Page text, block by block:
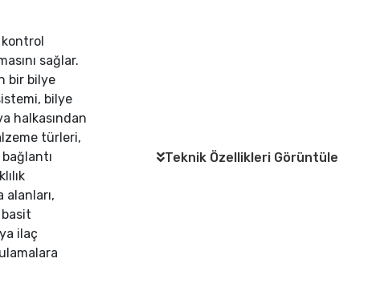
Teknik Özellikleri Görüntüle
kontrol
sağlar.
bir bilye
bilye
halkasından
türleri,
ilaç